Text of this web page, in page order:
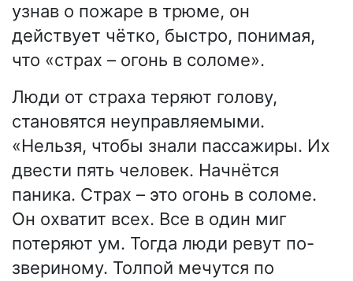
узнав о пожаре в трюме, он
действует чётко, быстро, понимая,
что «страх – огонь в соломе».
Люди от страха теряют голову,
становятся неуправляемыми.
«Нельзя, чтобы знали пассажиры. Их
двести пять человек. Начнётся
паника. Страх – это огонь в соломе.
Он охватит всех. Все в один миг
потеряют ум. Тогда люди ревут по-
звериному. Толпой мечутся по